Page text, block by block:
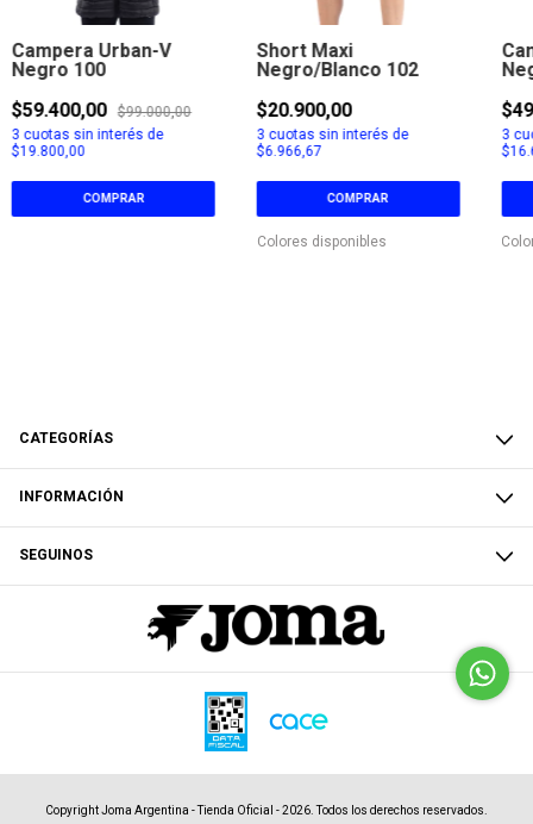
Campera Urban-V
Negro 100
$59.400,00
$99.000,00
3 cuotas sin interés de
$19.800,00
COMPRAR
Short Maxi
Negro/Blanco 102
$20.900,00
3 cuotas sin interés de
$6.966,67
COMPRAR
Colores disponibles
3
CATEGORÍAS
INFORMACIÓN
SEGUINOS
Copyright Joma Argentina - Tienda Oficial - 2026. Todos los derechos reservados.